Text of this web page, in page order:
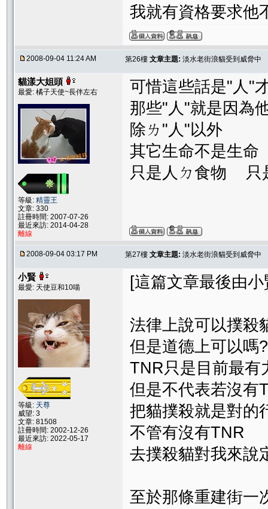
我就有資格要求他
2008-09-04 11:24 AM 第26樓 文章主題: 淡水老街浪貓受到威脅中
貓漾大姐頭
最愛: 橘子天使~長伴左右
等級: 精靈王
文章: 330
註冊時間: 2007-07-26
最近來訪: 2014-04-28
離線
可惜這些話是"人"
那些"人"就是因為
除ㄌ"人"以外
其它生命不是生命
只是人ㄉ食物 只
2008-09-04 03:17 PM 第27樓 文章主題: 淡水老街浪貓受到威脅中
小賢
最愛: 天使豆和10喵
等級: 天尊
威望: 3
文章: 81508
註冊時間: 2002-12-26
最近來訪: 2022-05-17
離線
[這篇文章最後由
法律上說可以撲殺
但是道德上可以嗎?
TNR只是目前最有
但是不代表若沒有
把貓撲殺就是對的
不管有沒有TNR
去撲殺貓對我來說
至於那條重建街一